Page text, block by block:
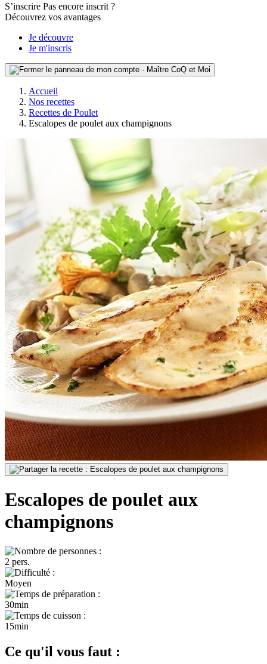
S’inscrire Pas encore inscrit ?
Découvrez vos avantages
Je découvre
Je m'inscris
Accueil
Nos recettes
Recettes de Poulet
Escalopes de poulet aux champignons
Escalopes de poulet aux
champignons
2 pers.
Moyen
30min
15min
Ce qu'il vous faut :